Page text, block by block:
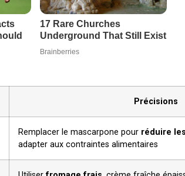
Précisions
Remplacer le mascarpone pour réduire
adapter aux contraintes alimentaires